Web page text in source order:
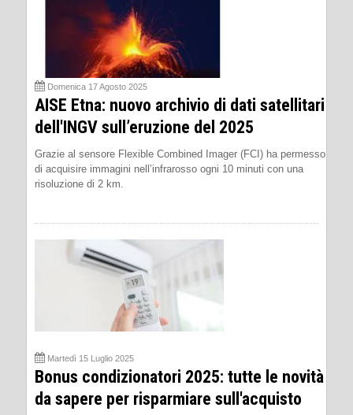
Domenica 17 Agosto 2025
AISE Etna: nuovo archivio di dati satellitari
dell'INGV sull’eruzione del 2025
Grazie al sensore Flexible Combined Imager (FCI) ha permesso
di acquisire immagini nell’infrarosso ogni 10 minuti con una
risoluzione di 2 km.
Martedì 15 Luglio 2025
Bonus condizionatori 2025: tutte le novità
da sapere per risparmiare sull'acquisto